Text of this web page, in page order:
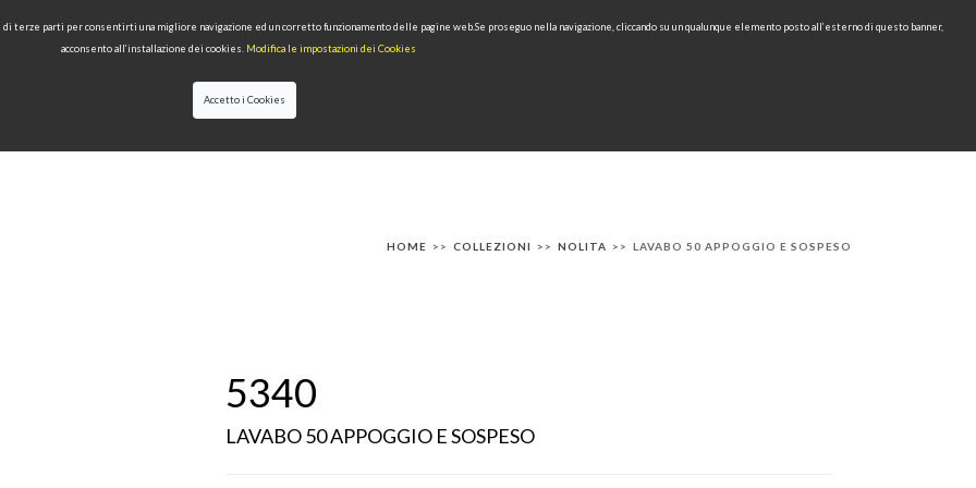
RU
HOME >> COLLEZIONI >> NOLITA >> LAVABO 50 APPOGGIO E SOSPESO
5340
LAVABO 50 APPOGGIO E SOSPESO
parti per consentirti una migliore navigazione ed un corretto funzionamento delle pagine web.Se proseguo nella navigazione, cliccando su un qualunque elemento posto all’esterno di questo banner,
acconsento all’installazione dei cookies. Modifica le impostazioni dei Cookies
Accetto i Cookies